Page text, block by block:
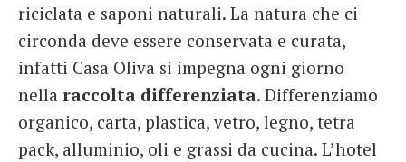
riciclata e saponi naturali. La natura che ci
circonda deve essere conservata e curata,
infatti Casa Oliva si impegna ogni giorno
nella raccolta differenziata. Differenziamo
organico, carta, plastica, vetro, legno, tetra
pack, alluminio, oli e grassi da cucina. L’hotel